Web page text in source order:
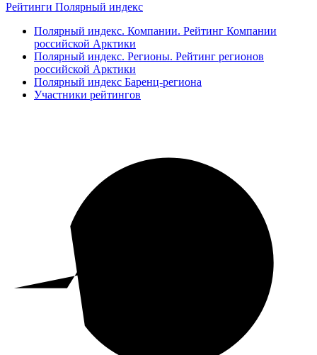
Рейтинги Полярный индекс
Полярный индекс. Компании. Рейтинг Компании
российской Арктики
Полярный индекс. Регионы. Рейтинг регионов
российской Арктики
Полярный индекс Баренц-региона
Участники рейтингов